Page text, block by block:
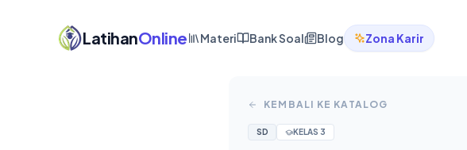
LatihanOnline Materi Bank Soal Blog Zona Karir
KEMBALI KE KATALOG
SD KELAS 3